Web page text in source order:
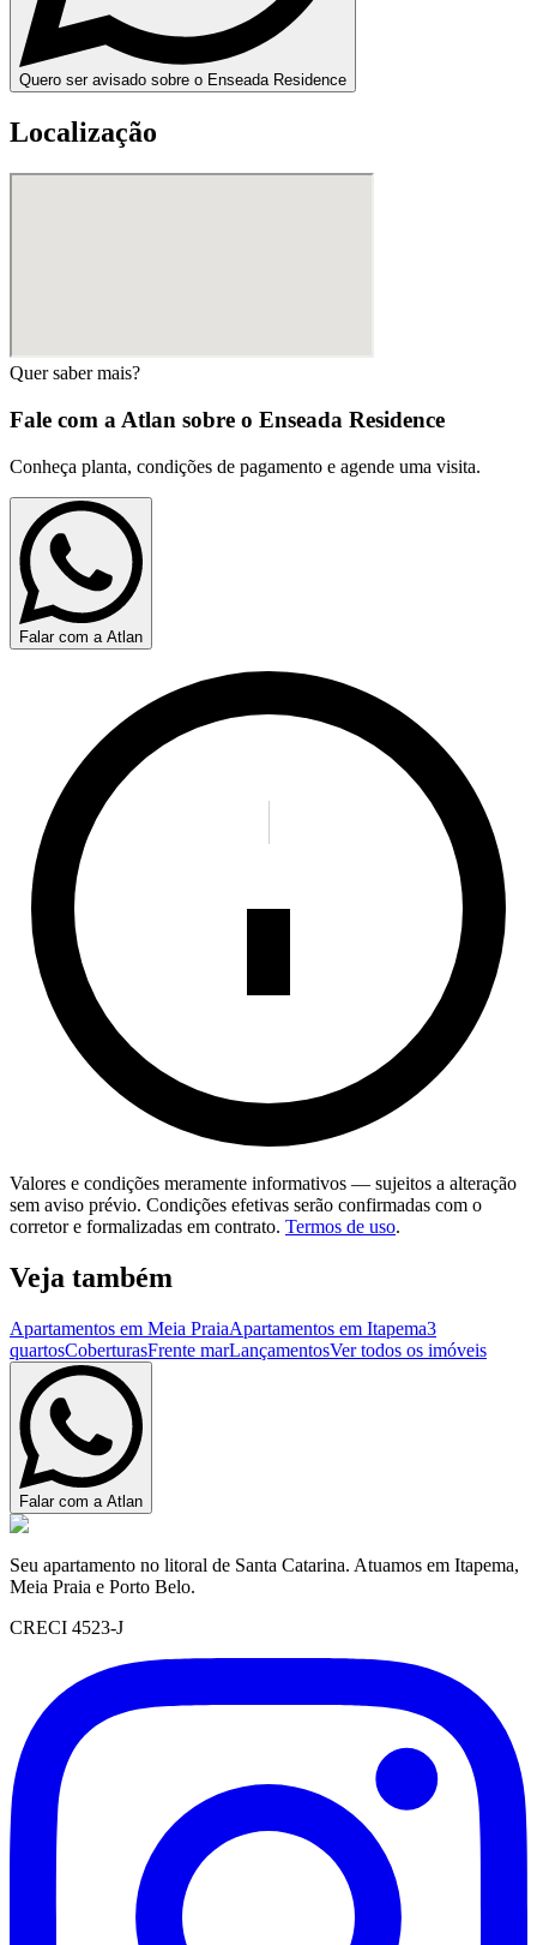
Quero ser avisado sobre o Enseada Residence
Localização
Quer saber mais?
Fale com a Atlan sobre o Enseada Residence
Conheça planta, condições de pagamento e agende uma visita.
Falar com a Atlan
Valores e condições meramente informativos — sujeitos a alteração
sem aviso prévio. Condições efetivas serão confirmadas com o
corretor e formalizadas em contrato. Termos de uso.
Veja também
Apartamentos em Meia PraiaApartamentos em Itapema3
quartosCoberturasFrente marLançamentosVer todos os imóveis
Falar com a Atlan
Seu apartamento no litoral de Santa Catarina. Atuamos em Itapema,
Meia Praia e Porto Belo.
CRECI 4523-J